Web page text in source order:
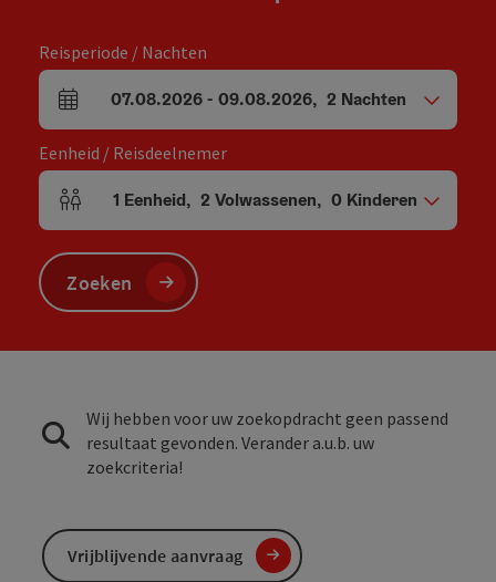
Reisperiode / Nachten
Velden voor aankomst en vertrek
07.08.2026- 09.08.2026, 2 Nachten
Eenheid / Reisdeelnemer
Aantal eenheden en persoonsvelden
1 Eenheid, 2 Volwassenen, 0 Kinderen
Zoeken
Wij hebben voor uw zoekopdracht geen passend
resultaat gevonden. Verander a.u.b. uw
zoekcriteria!
Vrijblijvende aanvraag